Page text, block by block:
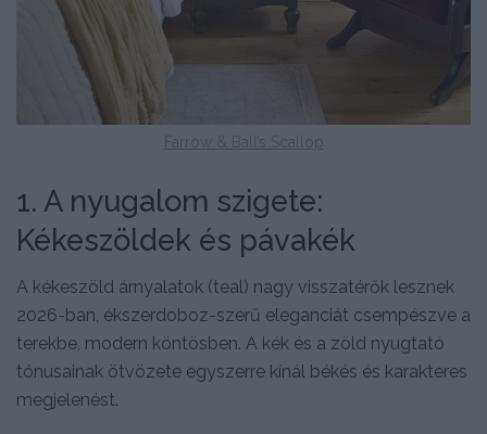
Farrow & Ball’s Scallop
1. A nyugalom szigete:
Kékeszöldek és pávakék
A kékeszöld árnyalatok (teal) nagy visszatérők lesznek
2026-ban, ékszerdoboz-szerű eleganciát csempészve a
terekbe, modern köntösben. A kék és a zöld nyugtató
tónusainak ötvözete egyszerre kínál békés és karakteres
megjelenést.